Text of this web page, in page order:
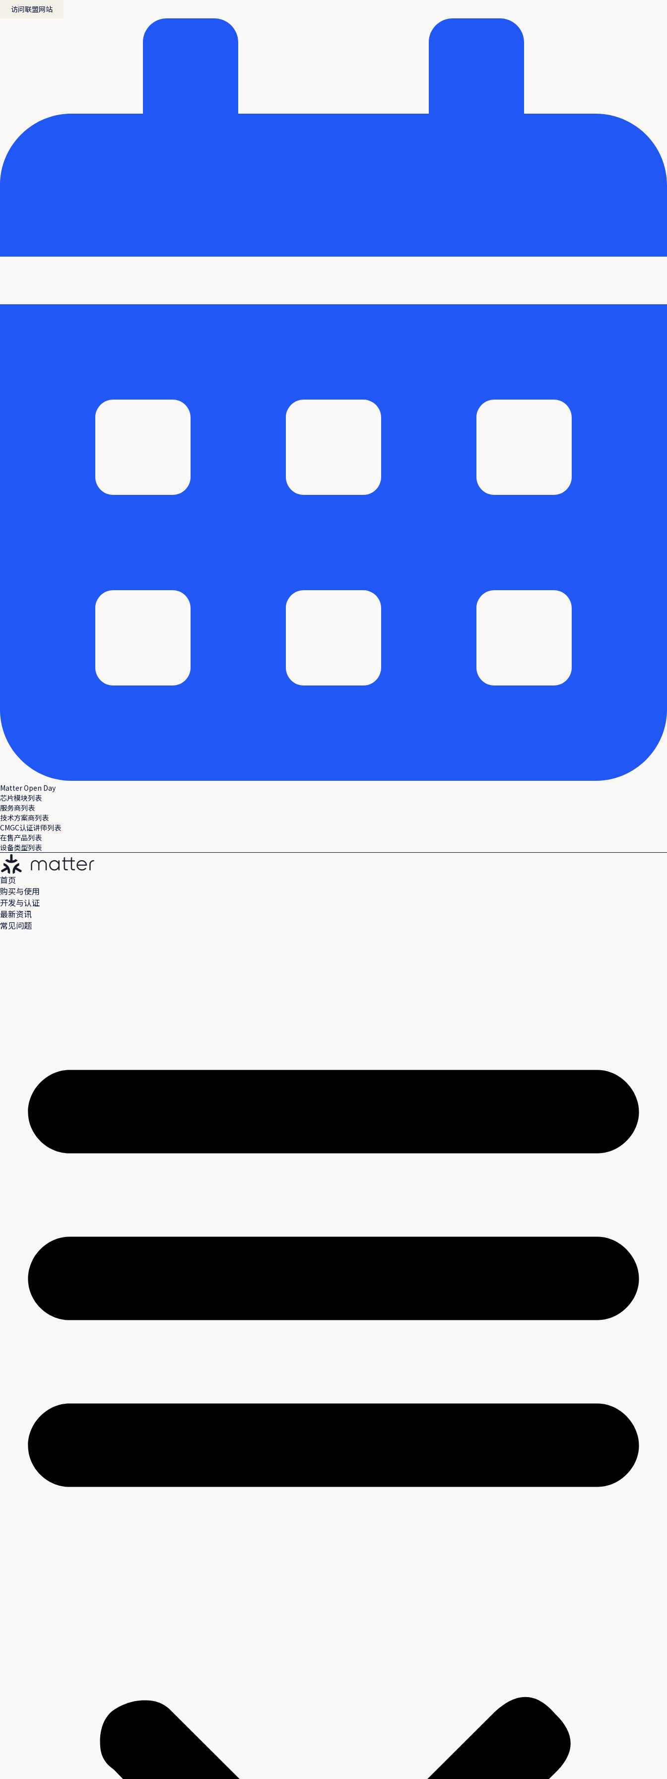
访问联盟网站
Matter Open Day
芯片模块列表
服务商列表
技术方案商列表
CMGC认证讲师列表
在售产品列表
设备类型列表
首页
购买与使用
开发与认证
最新资讯
常见问题